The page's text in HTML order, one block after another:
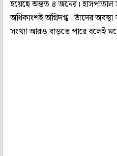
হয়েছে অন্তত ৪ জনের।
অধিকাংশই অগ্নিদগ্ধ। তাঁদের
সংখ্যা আরও বাড়তে পারে বলেই